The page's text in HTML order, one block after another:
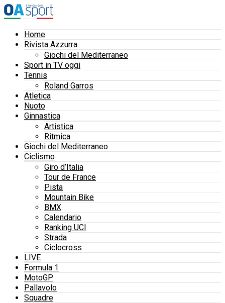
Home
Rivista Azzurra
Giochi del Mediterraneo
Sport in TV oggi
Tennis
Roland Garros
Atletica
Nuoto
Ginnastica
Artistica
Ritmica
Giochi del Mediterraneo
Ciclismo
Giro d’Italia
Tour de France
Pista
Mountain Bike
BMX
Calendario
Ranking UCI
Strada
Ciclocross
LIVE
Formula 1
MotoGP
Pallavolo
Squadre